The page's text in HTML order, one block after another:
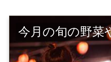
今月の旬の野菜